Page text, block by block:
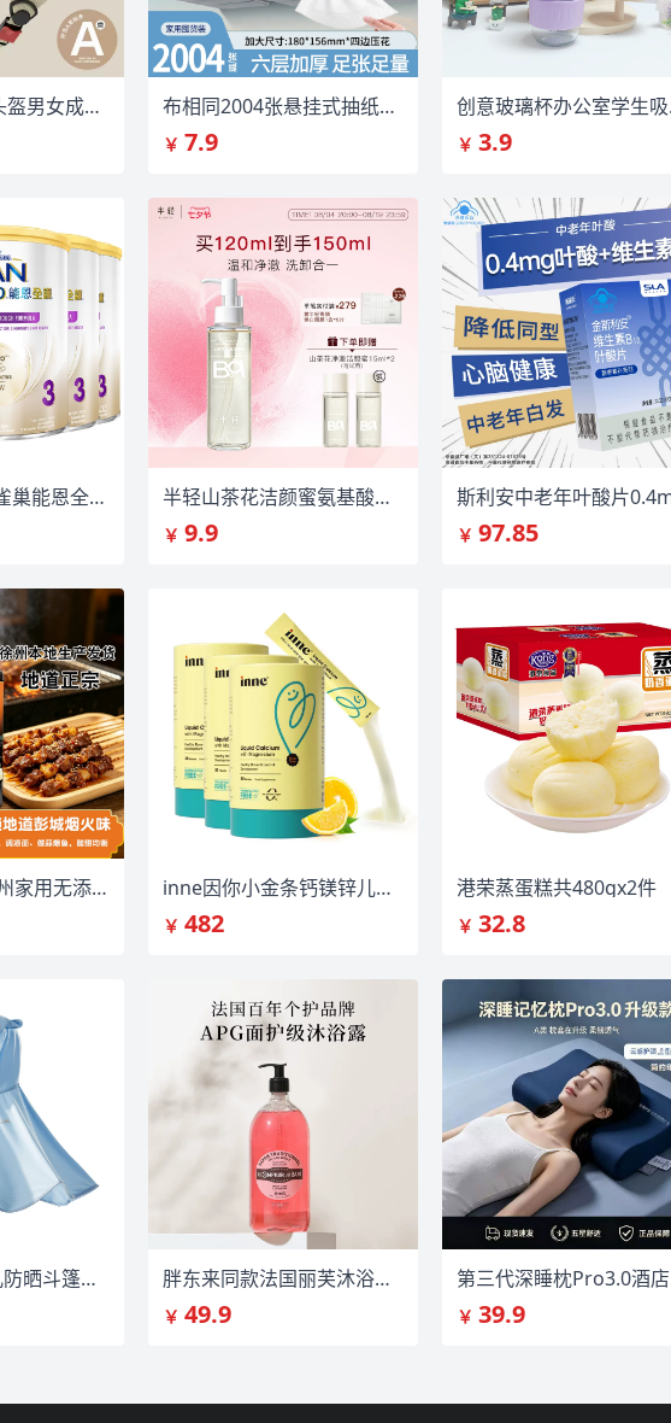
3C认证电动车头盔男女成人夏季网红头盔 布相同2004张悬挂式抽纸巾六层加厚餐巾纸
￥ 7.9
创
￥ 3.9
【800g*6罐】雀巢能恩全护3段7HMO 半轻山茶花洁颜蜜氨基酸敏感肌洁面洗面奶
￥ 9.9 ￥ 97.85
首单+金币！徐州家用无添加剂甜醋260g1瓶 inne因你小金条钙镁锌儿童钙*3
￥ 482
港荣蒸蛋糕共480gx2件
￥ 32.8
欧孕果冻凉婴儿防晒斗篷UPF200+冰丝披风 胖东来同款法国丽芙沐浴液1000ml
￥ 49.9 ￥ 39.9